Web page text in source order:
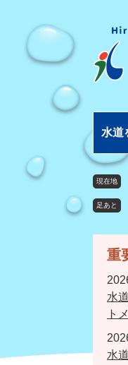
水道
現在地
足あと
重
水
ト
水